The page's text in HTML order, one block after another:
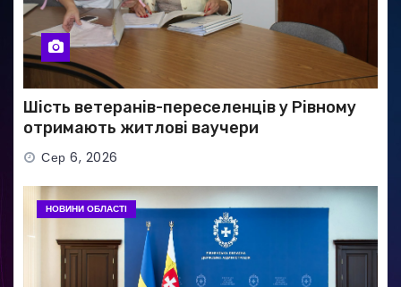
Шість ветеранів-переселенців у Рівному
отримають житлові ваучери
Сер 6, 2026
НОВИНИ ОБЛАСТІ